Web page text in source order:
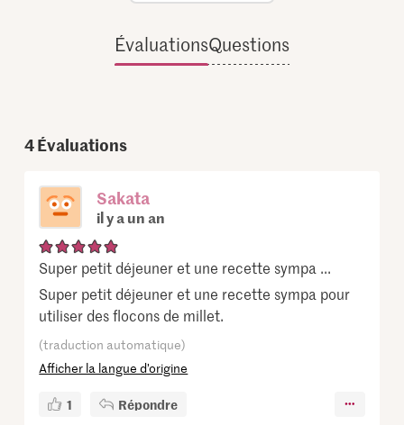
ÉvaluationsQuestions
4Évaluations
Sakata
il y a un an
Super petit déjeuner et une recette sympa ...
Super petit déjeuner et une recette sympa pour
utiliser des flocons de millet.
(traduction automatique)
Afficher la langue d’origine
1 Répondre